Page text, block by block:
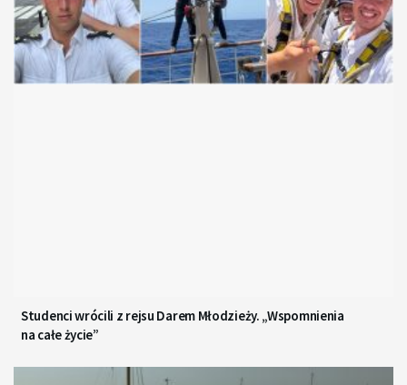
Studenci wrócili z rejsu Darem Młodzieży. „Wspomnienia
na całe życie”